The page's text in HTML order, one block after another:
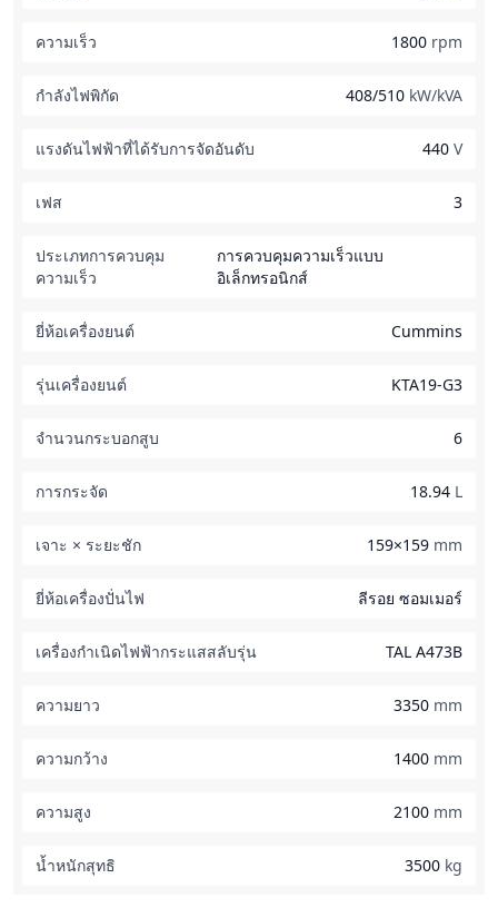
ความเร็ว 1800 rpm
กำลังไฟพิกัด 408/510 kW/kVA
แรงดันไฟฟ้าที่ได้รับการจัดอันดับ 440 V
เฟส 3
ประเภทการควบคุม
ความเร็ว
การควบคุมความเร็วแบบ
อิเล็กทรอนิกส์
ยี่ห้อเครื่องยนต์ Cummins
รุ่นเครื่องยนต์ KTA19-G3
จำนวนกระบอกสูบ 6
การกระจัด 18.94 L
เจาะ × ระยะชัก 159×159 mm
ยี่ห้อเครื่องปั่นไฟ ลีรอย ซอมเมอร์
เครื่องกำเนิดไฟฟ้ากระแสสลับรุ่น TAL A473B
ความยาว 3350 mm
ความกว้าง 1400 mm
ความสูง 2100 mm
น้ำหนักสุทธิ 3500 kg